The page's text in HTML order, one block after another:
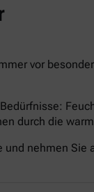
vor
durch die
nehmen